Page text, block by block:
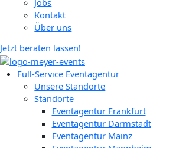
Kontakt
Über uns
Jetzt beraten lassen!
Full-Service Eventagentur
Unsere Standorte
Standorte
Eventagentur Frankfurt
Eventagentur Darmstadt
Eventagentur Mainz